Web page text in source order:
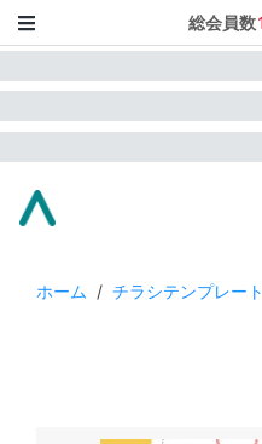
総会員数
ホーム / チラシテンプレート